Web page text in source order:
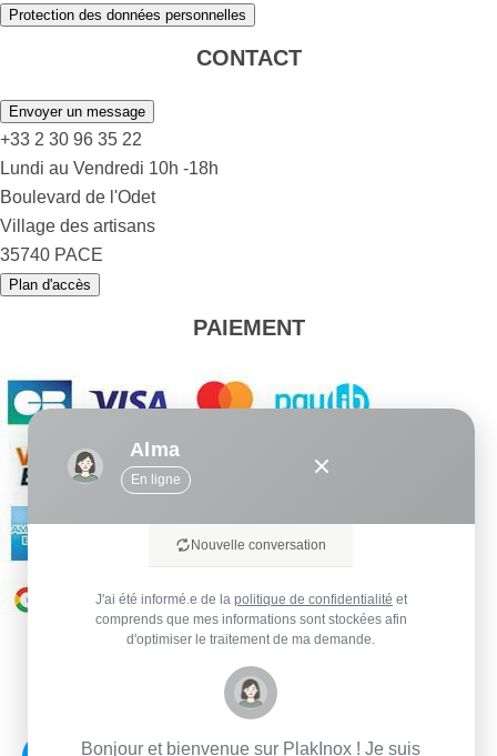
Protection des données personnelles
CONTACT
Envoyer un message
+33 2 30 96 35 22
Lundi au Vendredi 10h -18h
Boulevard de l'Odet
Village des artisans
35740 PACE
Plan d'accès
PAIEMENT
Alma
En ligne
Nouvelle conversation
J'ai été informé.e de la politique de confidentialité et
comprends que mes informations sont stockées afin
d'optimiser le traitement de ma demande.
Bonjour et bienvenue sur PlakInox ! Je suis